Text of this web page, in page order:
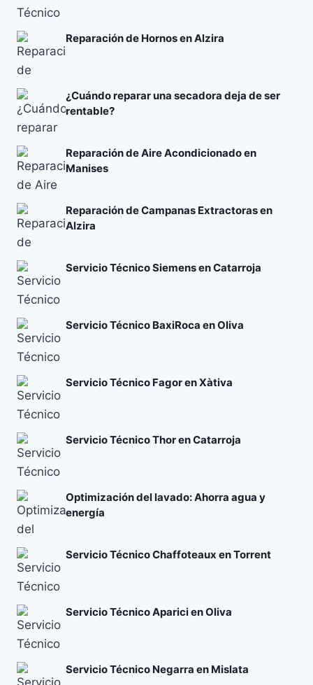
Reparación de Hornos en Alzira
¿Cuándo reparar una secadora deja de ser
rentable?
Reparación de Aire Acondicionado en
Manises
Reparación de Campanas Extractoras en
Alzira
Servicio Técnico Siemens en Catarroja
Servicio Técnico BaxiRoca en Oliva
Servicio Técnico Fagor en Xàtiva
Servicio Técnico Thor en Catarroja
Optimización del lavado: Ahorra agua y
energía
Servicio Técnico Chaffoteaux en Torrent
Servicio Técnico Aparici en Oliva
Servicio Técnico Negarra en Mislata